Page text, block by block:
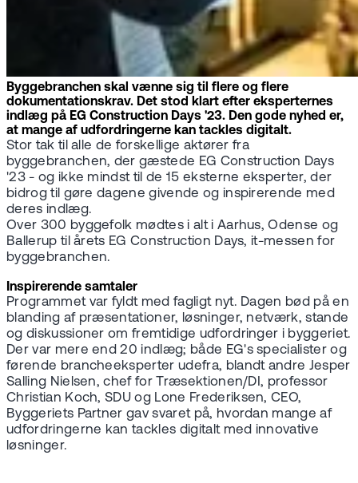
Byggebranchen skal vænne sig til flere og flere
dokumentationskrav. Det stod klart efter eksperternes
indlæg på EG Construction Days '23. Den gode nyhed er,
at mange af udfordringerne kan tackles digitalt.
Stor tak til alle de forskellige aktører fra
byggebranchen, der gæstede EG Construction Days
'23 - og ikke mindst til de 15 eksterne eksperter, der
bidrog til gøre dagene givende og inspirerende med
deres indlæg.
Over 300 byggefolk mødtes i alt i Aarhus, Odense og
Ballerup til årets EG Construction Days, it-messen for
byggebranchen.
Inspirerende samtaler
Programmet var fyldt med fagligt nyt. Dagen bød på en
blanding af præsentationer, løsninger, netværk, stande
og diskussioner om fremtidige udfordringer i byggeriet.
Der var mere end 20 indlæg; både EG's specialister og
førende brancheeksperter udefra, blandt andre Jesper
Salling Nielsen, chef for Træsektionen/DI, professor
Christian Koch, SDU og Lone Frederiksen, CEO,
Byggeriets Partner gav svaret på, hvordan mange af
udfordringerne kan tackles digitalt med innovative
løsninger.